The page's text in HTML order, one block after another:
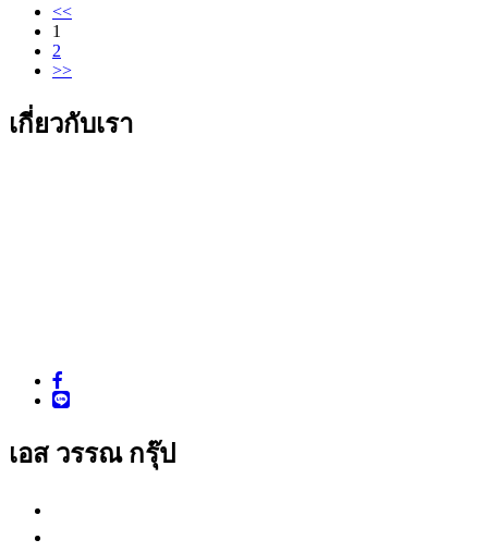
<<
1
2
>>
เกี่ยวกับเรา
เอส วรรณ กรุ๊ป